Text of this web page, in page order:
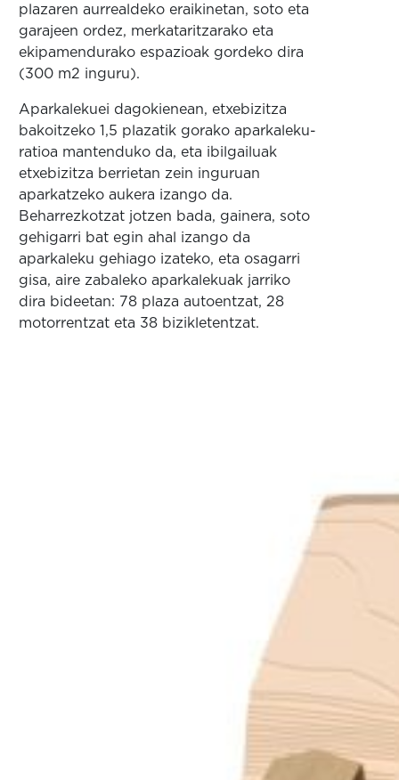
plazaren aurrealdeko eraikinetan, soto eta
garajeen ordez, merkataritzarako eta
ekipamendurako espazioak gordeko dira
(300 m2 inguru).
Aparkalekuei dagokienean, etxebizitza
bakoitzeko 1,5 plazatik gorako aparkaleku-
ratioa mantenduko da, eta ibilgailuak
etxebizitza berrietan zein inguruan
aparkatzeko aukera izango da.
Beharrezkotzat jotzen bada, gainera, soto
gehigarri bat egin ahal izango da
aparkaleku gehiago izateko, eta osagarri
gisa, aire zabaleko aparkalekuak jarriko
dira bideetan: 78 plaza autoentzat, 28
motorrentzat eta 38 bizikletentzat.